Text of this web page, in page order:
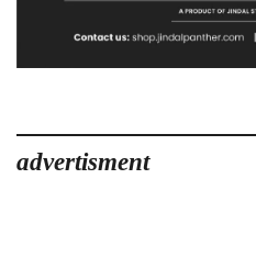
advertisment